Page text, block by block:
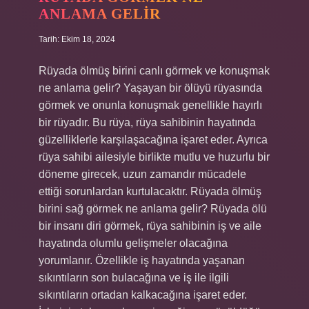
ANLAMA GELIR
Tarih: Ekim 18, 2024
Rüyada ölmüş birini canlı görmek ve konuşmak
ne anlama gelir? Yaşayan bir ölüyü rüyasında
görmek ve onunla konuşmak genellikle hayırlı
bir rüyadır. Bu rüya, rüya sahibinin hayatında
güzelliklerle karşılaşacağına işaret eder. Ayrıca
rüya sahibi ailesiyle birlikte mutlu ve huzurlu bir
döneme girecek, uzun zamandır mücadele
ettiği sorunlardan kurtulacaktır. Rüyada ölmüş
birini sağ görmek ne anlama gelir? Rüyada ölü
bir insanı diri görmek, rüya sahibinin iş ve aile
hayatında olumlu gelişmeler olacağına
yorumlanır. Özellikle iş hayatında yaşanan
sıkıntıların son bulacağına ve iş ile ilgili
sıkıntıların ortadan kalkacağına işaret eder.